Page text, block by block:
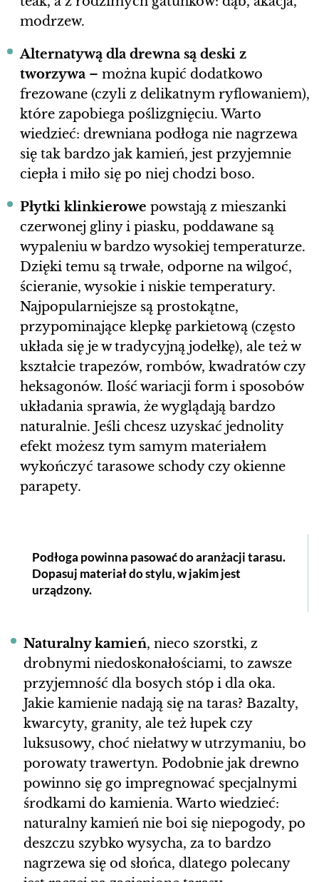
modrzew.
Alternatywą dla drewna są deski z
tworzywa – można kupić dodatkowo
frezowane (czyli z delikatnym ryflowaniem),
które zapobiega poślizgnięciu. Warto
wiedzieć: drewniana podłoga nie nagrzewa
się tak bardzo jak kamień, jest przyjemnie
ciepła i miło się po niej chodzi boso.
Płytki klinkierowe powstają z mieszanki
czerwonej gliny i piasku, poddawane są
wypaleniu w bardzo wysokiej temperaturze.
Dzięki temu są trwałe, odporne na wilgoć,
ścieranie, wysokie i niskie temperatury.
Najpopularniejsze są prostokątne,
przypominające klepkę parkietową (często
układa się je w tradycyjną jodełkę), ale też w
kształcie trapezów, rombów, kwadratów czy
heksagonów. Ilość wariacji form i sposobów
układania sprawia, że wyglądają bardzo
naturalnie. Jeśli chcesz uzyskać jednolity
efekt możesz tym samym materiałem
wykończyć tarasowe schody czy okienne
parapety.
Podłoga powinna pasować do aranżacji tarasu.
Dopasuj materiał do stylu, w jakim jest
urządzony.
Naturalny kamień, nieco szorstki, z
drobnymi niedoskonałościami, to zawsze
przyjemność dla bosych stóp i dla oka.
Jakie kamienie nadają się na taras? Bazalty,
kwarcyty, granity, ale też łupek czy
luksusowy, choć niełatwy w utrzymaniu, bo
porowaty trawertyn. Podobnie jak drewno
powinno się go impregnować specjalnymi
środkami do kamienia. Warto wiedzieć:
naturalny kamień nie boi się niepogody, po
deszczu szybko wysycha, za to bardzo
nagrzewa się od słońca, dlatego polecany